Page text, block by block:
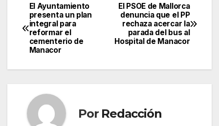
c
e
b
o
o
itt
er
ail
p
e
gr
a
m
p
ar
Navegación
de
entradas
El PSOE de Mallorca
denuncia que el PP
rechaza acercar la
parada del bus al
Hospital de Manacor
El Ayuntamiento
presenta un plan
integral para
reformar el
cementerio de
Manacor
Por Redacción